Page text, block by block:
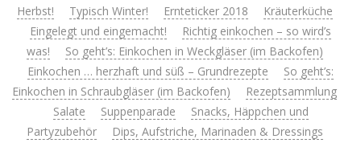
Herbst!
Typisch Winter! Ernteticker 2018
Kräuterküche
Eingelegt und eingemacht!
Richtig einkochen – so wird’s
was!
So geht’s: Einkochen in Weckgläser (im Backofen)
Einkochen … herzhaft und süß – Grundrezepte
So geht’s:
Einkochen in Schraubgläser (im Backofen)
Rezeptsammlung
Salate
Suppenparade
Snacks, Häppchen und
Partyzubehör
Dips, Aufstriche, Marinaden & Dressings